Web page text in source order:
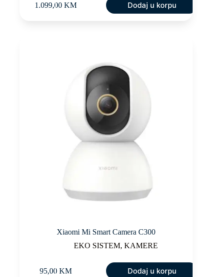
1.099,00 KM Dodaj u korpu
Xiaomi Mi Smart Camera C300
EKO SISTEM,KAMERE
95,00 KM Dodaj u korpu